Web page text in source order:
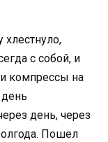
хлестнуло,
с собой, и
компрессы на
день, через
Пошел